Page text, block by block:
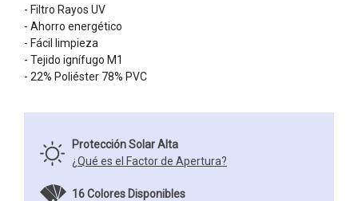
- Filtro Rayos UV
- Ahorro energético
- Fácil limpieza
- Tejido ignífugo M1
- 22% Poliéster 78% PVC
Protección Solar Alta
¿Qué es el Factor de Apertura?
16 Colores Disponibles